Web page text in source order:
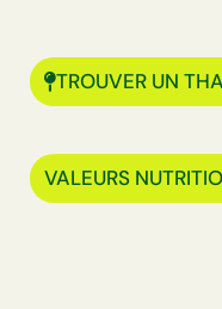
TROUVER UN
VALEURS